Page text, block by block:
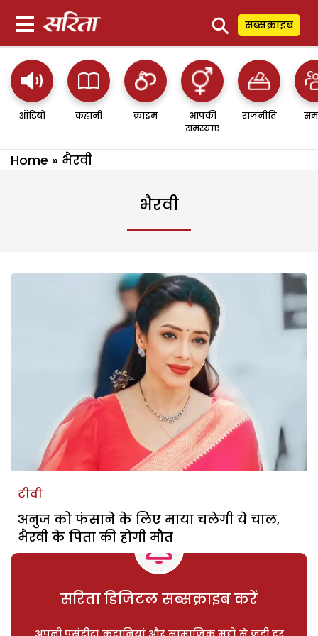
⚲ सब्सक्राइब
ऑडियो कहानी क्राइम
आपकी
समस्याएं
राजनीति
Home » भैरवी
भैरवी
टीवी
अनुज को फंसाने के लिए माया चलेगी ये चाल,
भैरवी के पिता की होगी मौत
सरिता डिजिटल सब्सक्राइब करें